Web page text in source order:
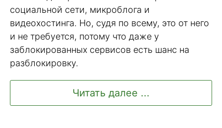
социальной сети, микроблога и
видеохостинга. Но, судя по всему, это от него
и не требуется, потому что даже у
заблокированных сервисов есть шанс на
разблокировку.
Читать далее ...